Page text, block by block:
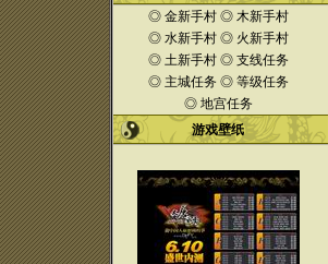
◎ 金新手村◎ 木新手村
◎ 水新手村◎ 火新手村
◎ 土新手村 ◎ 支线任务
◎ 主城任务◎ 等级任务
◎ 地宫任务
游戏壁纸